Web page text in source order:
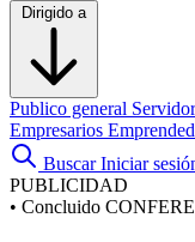
Dirigido a
Publico general
Empresarios
Buscar Iniciar
PUBLICIDAD
• Concluido